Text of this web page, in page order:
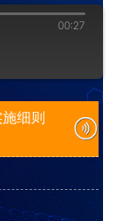
细则
00:27